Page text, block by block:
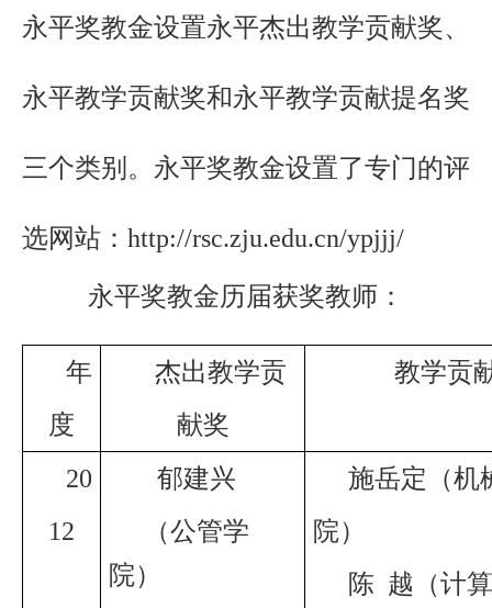
永平奖教金设置永平杰出教学贡献奖、
永平教学贡献奖和永平教学贡献提名奖
三个类别 。永平奖教金设置了专门的评
选网站： http://rsc.zju.edu.cn/ypjjj/
永平奖教金历届获奖教师：
年
度
杰出教学贡
献奖
教学贡
20
12
郁建兴
（公管学
院）
施岳定（机
院）
陈 越（计